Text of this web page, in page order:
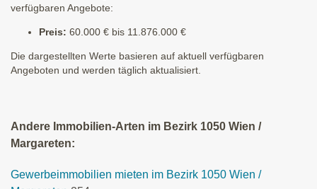
verfügbaren Angebote:
Preis: 60.000 € bis 11.876.000 €
Die dargestellten Werte basieren auf aktuell verfügbaren
Angeboten und werden täglich aktualisiert.
Andere Immobilien-Arten im Bezirk 1050 Wien /
Margareten:
Gewerbeimmobilien mieten im Bezirk 1050 Wien /